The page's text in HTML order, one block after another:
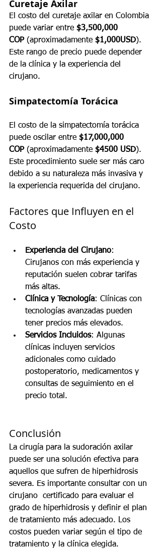
Curetaje Axilar
El costo del curetaje axilar en Colombia
puede variar entre $3,500,000
COP (aproximadamente $1,000USD).
Este rango de precio puede depender
de la clínica y la experiencia del
cirujano.
Simpatectomía Torácica
El costo de la simpatectomía torácica
puede oscilar entre $17,000,000
COP (aproximadamente $4500 USD).
Este procedimiento suele ser más caro
debido a su naturaleza más invasiva y
la experiencia requerida del cirujano.
Factores que Influyen en el
Costo
Experiencia del Cirujano:
Cirujanos con más experiencia y
reputación suelen cobrar tarifas
más altas.
Clínica y Tecnología: Clínicas con
tecnologías avanzadas pueden
tener precios más elevados.
Servicios Incluidos: Algunas
clínicas incluyen servicios
adicionales como cuidado
postoperatorio, medicamentos y
consultas de seguimiento en el
precio total.
Conclusión
La cirugía para la sudoración axilar
puede ser una solución efectiva para
aquellos que sufren de hiperhidrosis
severa. Es importante consultar con un
cirujano  certificado para evaluar el
grado de hiperhidrosis y definir el plan
de tratamiento más adecuado. Los
costos pueden variar según el tipo de
tratamiento y la clínica elegida.